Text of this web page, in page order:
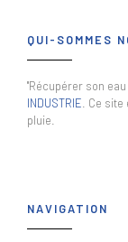
QUI-SOMMES
"Récupérer son
INDUSTRIE . Ce
pluie.
NAVIGATION